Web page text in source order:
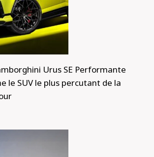
Urus SE Performante
le SUV le plus percutant de la